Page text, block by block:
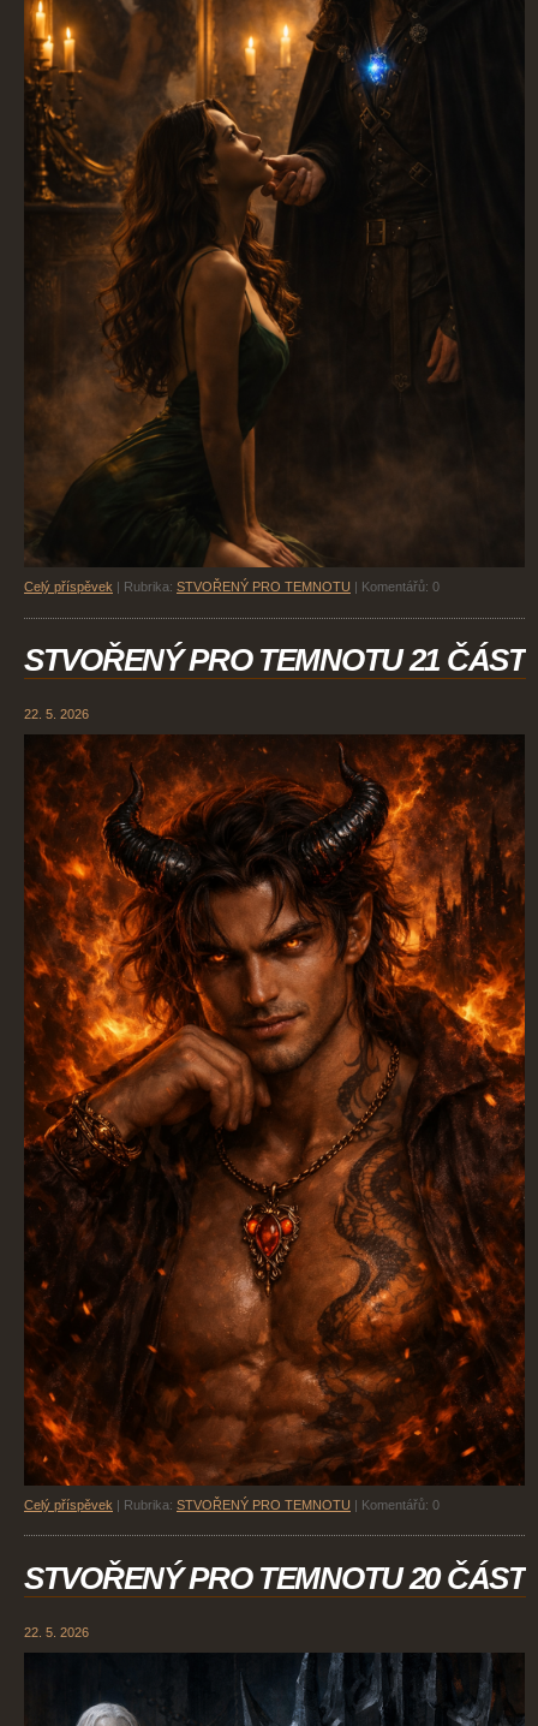
Celý příspěvek | Rubrika: STVOŘENÝ PRO TEMNOTU | Komentářů: 0
STVOŘENÝ PRO TEMNOTU 21 ČÁST
22. 5. 2026
Celý příspěvek Rubrika: STVOŘENÝ PRO TEMNOTU Komentářů: 0
STVOŘENÝ PRO TEMNOTU 20 ČÁST
22. 5. 2026